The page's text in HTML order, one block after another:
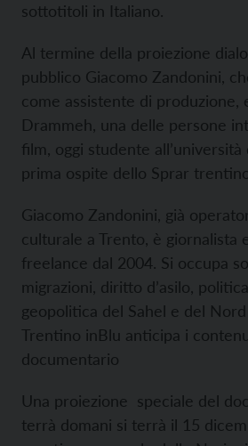
sottotitoli in Italiano.
Al termine della proiezione
pubblico Giacomo Zandonini,
come assistente di produzione,
Drammeh, una delle persone
film, oggi studente all’università
prima ospite dello Sprar
Giacomo Zandonini, già
culturale a Trento, è giornalista
freelance dal 2004. Si occupa
migrazioni, diritto d’asilo,
geopolitica del Sahel e del
Trentino inBlu anticipa i
documentario
Una proiezione speciale del
terrà domani si terrà il 15